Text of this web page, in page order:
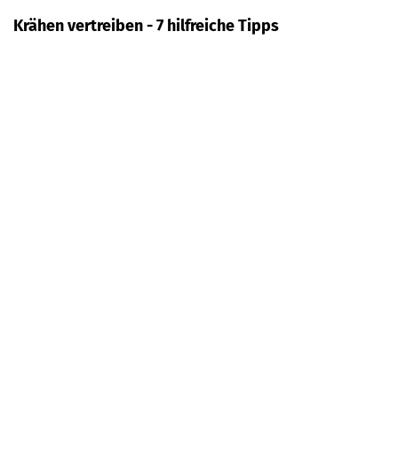
Krähen vertreiben - 7 hilfreiche Tipps